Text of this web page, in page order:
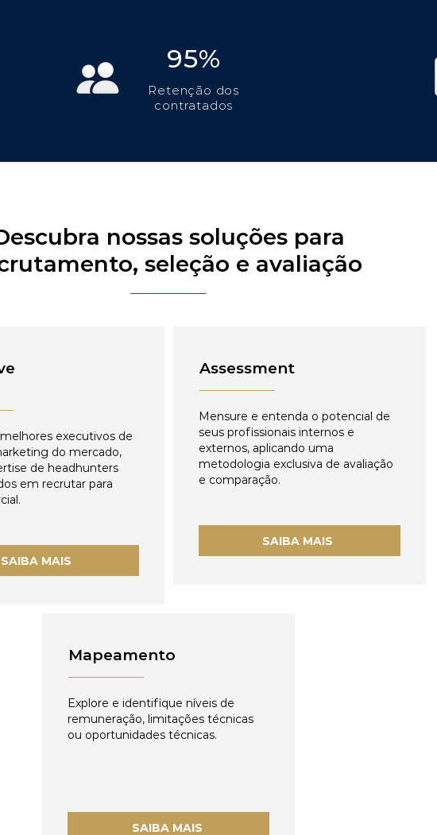
95%
Retenção dos
contratados
nossas soluções para
seleção e avaliação
executivos de
do mercado,
de headhunters
em recrutar para
SAIBA MAIS
Assessment
Mensure e entenda o potencial de
seus profissionais internos e
externos, aplicando uma
metodologia exclusiva de avaliação
e comparação.
SAIBA MAIS
Mapeamento
Explore e identifique níveis de
remuneração, limitações técnicas
ou oportunidades técnicas.
SAIBA MAIS